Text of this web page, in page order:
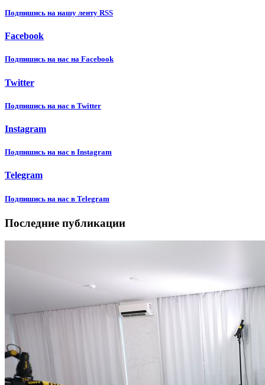
Подпишиcь на нашу ленту RSS
Facebook
Подпишиcь на нас на Facebook
Twitter
Подпишиcь на нас в Twitter
Instagram
Подпишиcь на нас в Instagram
Telegram
Подпишиcь на нас в Telegram
Последние публикации